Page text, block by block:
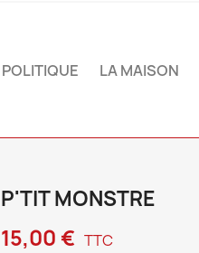
POLITIQUE LA MAISON
P'TIT MONSTRE
15,00 € TTC